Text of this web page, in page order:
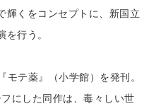
輝くをコンセプトに、新国立
を行う。
モテ薬』（小学館）を発刊。
にした同作は、毒々しい世